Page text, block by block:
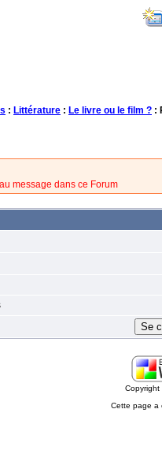
: Littérature : Le livre ou le film ? :
message dans ce Forum
Cette page a